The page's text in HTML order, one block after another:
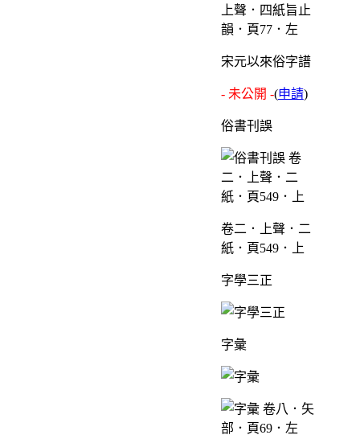
上聲．四紙旨止
韻．頁77．左
宋元以來俗字譜
- 未公開 -(申請)
俗書刊誤
卷二．上聲．二
紙．頁549．上
字學三正
字彙